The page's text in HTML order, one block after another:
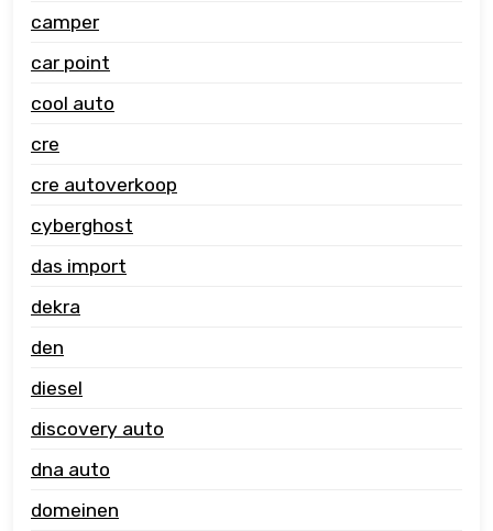
camper
car point
cool auto
cre
cre autoverkoop
cyberghost
das import
dekra
den
diesel
discovery auto
dna auto
domeinen